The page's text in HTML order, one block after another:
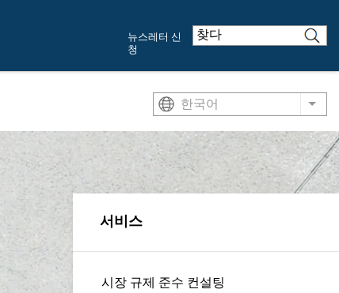
뉴스레터 신
청
한국어 List
서비스
시장 규제 준수 컨설팅